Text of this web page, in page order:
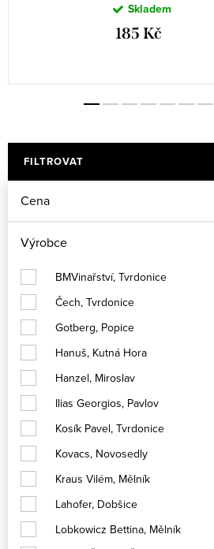
Skladem
185 Kč
FILTROVAT
Cena
Výrobce
BMVinařství, Tvrdonice
Čech, Tvrdonice
Gotberg, Popice
Hanuš, Kutná Hora
Hanzel, Miroslav
Ilias Georgios, Pavlov
Kosík Pavel, Tvrdonice
Kovacs, Novosedly
Kraus Vilém, Mělník
Lahofer, Dobšice
Lobkowicz Bettina, Mělník